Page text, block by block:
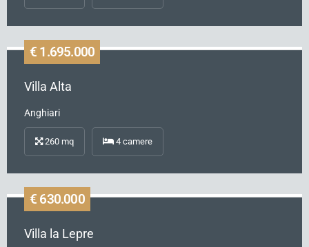
Venduta Video tour
€ 1.695.000
Villa Alta
Anghiari
260 mq 4 camere
Venduta
€ 630.000
Villa la Lepre